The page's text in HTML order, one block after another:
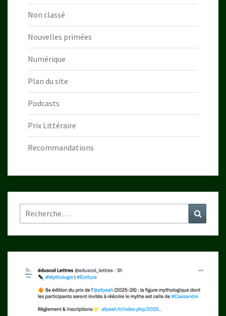
Non classé
Nouvelles primées
Numérique
Plan du site
Podcasts
Prix Littéraire
Recommandations
Rechercher :